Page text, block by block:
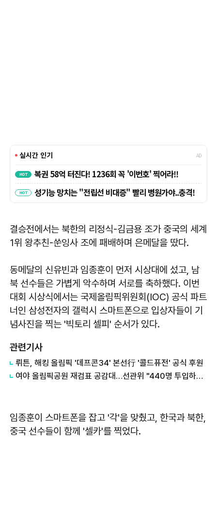
결승전에서는 북한의 리정식-김금용 조가 중국의 세계
1위 왕추친-쑨잉사 조에 패배하며 은메달을 땄다.
동메달의 신유빈과 임종훈이 먼저 시상대에 섰고, 남
북 선수들은 가볍게 악수하며 서로를 축하했다. 이번
대회 시상식에서는 국제올림픽위원회(IOC) 공식 파트
너인 삼성전자의 갤럭시 스마트폰으로 입상자들이 기
념사진을 찍는 '빅토리 셀피' 순서가 있다.
관련기사
뤼튼, 해킹 올림픽 '데프콘34' 본선行 '콜드퓨전' 공식 후원
여야 올림픽공원 재검표 공감대…선관위 "440명 투입하면 9시간 소요"
임종훈이 스마트폰을 잡고 '각'을 맞췄고, 한국과 북한,
중국 선수들이 함께 '셀카'를 찍었다.